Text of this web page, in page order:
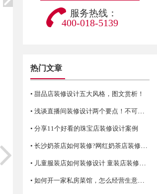
服务热线：
400-018-5139
热门文章
• 甜品店装修设计五大风格，图文赏析！
• 浅谈直播间装修设计两个要点！不可错过哦
• 分享11个好看的珠宝店装修设计案例
• 长沙奶茶店如何装修?网红奶茶店装修技巧
• 儿童服装店如何装修设计 童装店装修注意事项
• 如何开一家私房菜馆，怎么经营生意才火爆？